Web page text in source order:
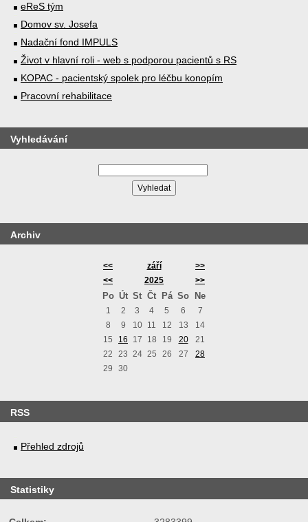
eReS tým
Domov sv. Josefa
Nadační fond IMPULS
Život v hlavní roli - web s podporou pacientů s RS
KOPAC - pacientský spolek pro léčbu konopím
Pracovní rehabilitace
Vyhledávání
Archiv
<< září
>>
<<
2025 >>
Po Út St Čt Pá So Ne
1 2 3 4 5 6
7
8
9 10 11 12 13
14
15
16 17 18 19 20
21
22
23 24 25 26 27
28
29
30
RSS
Přehled zdrojů
Statistiky